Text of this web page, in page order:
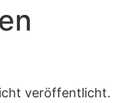
veröffentlicht.